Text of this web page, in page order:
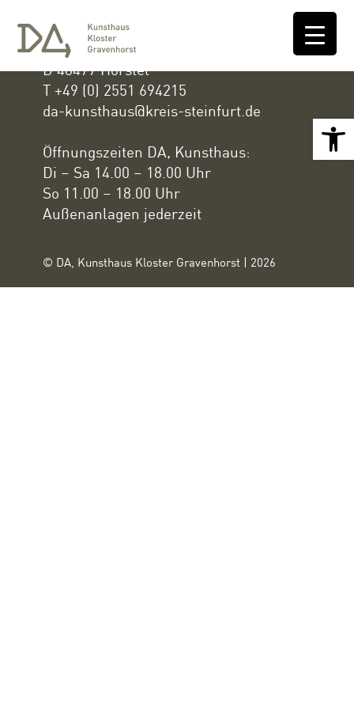
DA, Kunsthaus Kloster Gravenhorst
Klosterstraße 10
D 48477 Hörstel
T +49 (0) 2551 694215
da-kunsthaus@kreis-steinfurt.de
Öffnungszeiten DA, Kunsthaus:
Di – Sa 14.00 – 18.00 Uhr
So 11.00 – 18.00 Uhr
Außenanlagen jederzeit
© DA, Kunsthaus Kloster Gravenhorst | 2026